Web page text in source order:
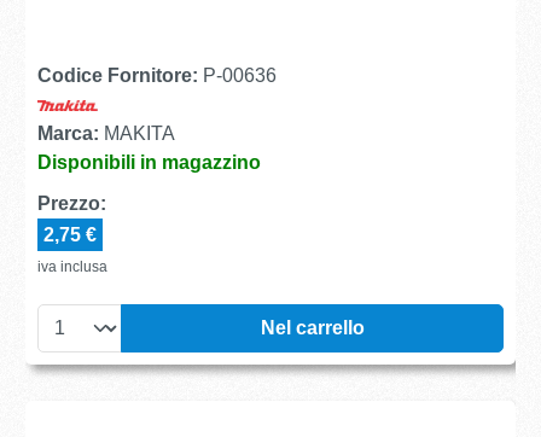
Codice Fornitore: P-00636
Marca: MAKITA
Disponibili in magazzino
Prezzo:
2,75 €
iva inclusa
Nel carrello